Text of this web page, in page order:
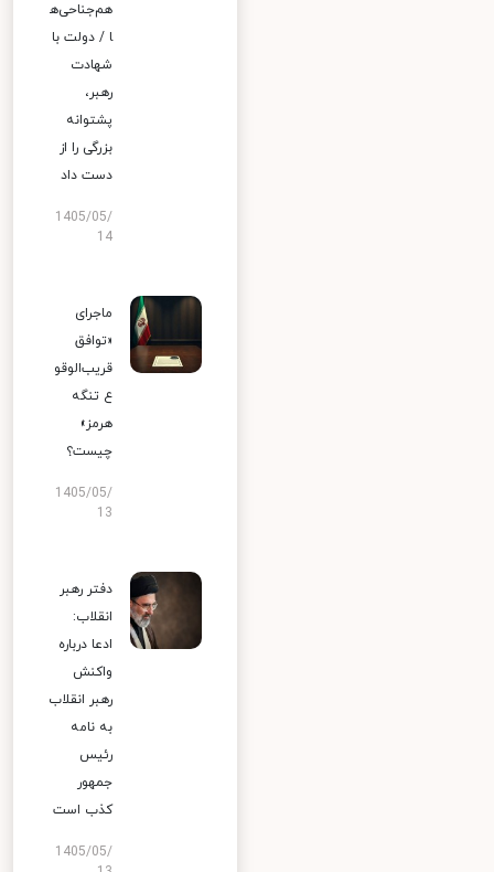
هم‌جناحی‌ه
ا / دولت با
شهادت
رهبر،
پشتوانه
بزرگی را از
دست داد
1405/05/
14
ماجرای
«توافق
قریب‌الوقو
ع تنگه
هرمز»
چیست؟
1405/05/
13
دفتر رهبر
انقلاب:
ادعا درباره
واکنش
رهبر انقلاب
به نامه
رئیس
جمهور
کذب است
1405/05/